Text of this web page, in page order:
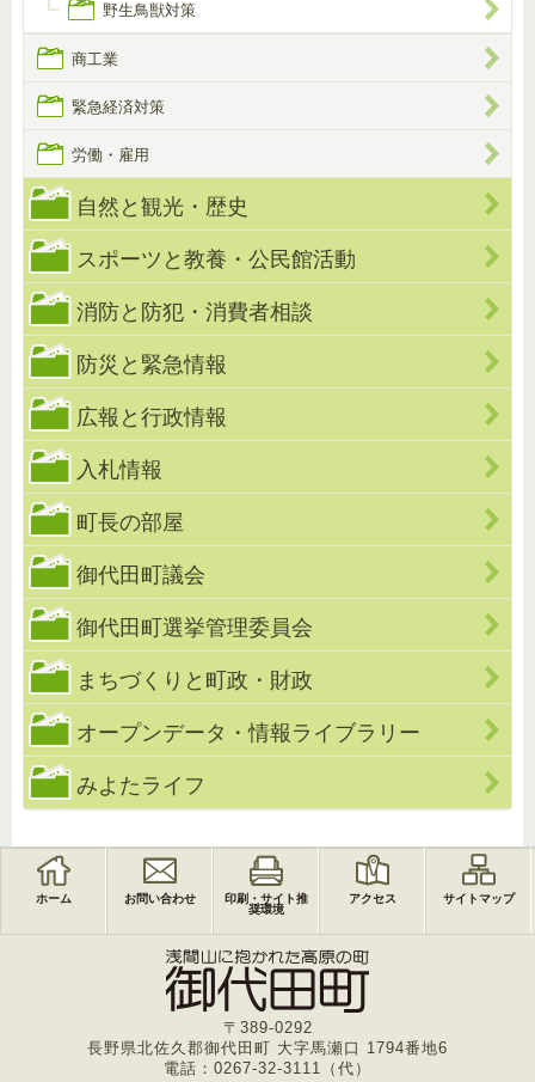
野生鳥獣対策
商工業
緊急経済対策
労働・雇用
自然と観光・歴史
スポーツと教養・公民館活動
消防と防犯・消費者相談
防災と緊急情報
広報と行政情報
入札情報
町長の部屋
御代田町議会
御代田町選挙管理委員会
まちづくりと町政・財政
オープンデータ・情報ライブラリー
みよたライフ
ホーム お問い合わせ
印刷・サイト推
奨環境
アクセス サイトマップ
〒389-0292
長野県北佐久郡御代田町 大字馬瀬口 1794番地6
電話：0267-32-3111（代）